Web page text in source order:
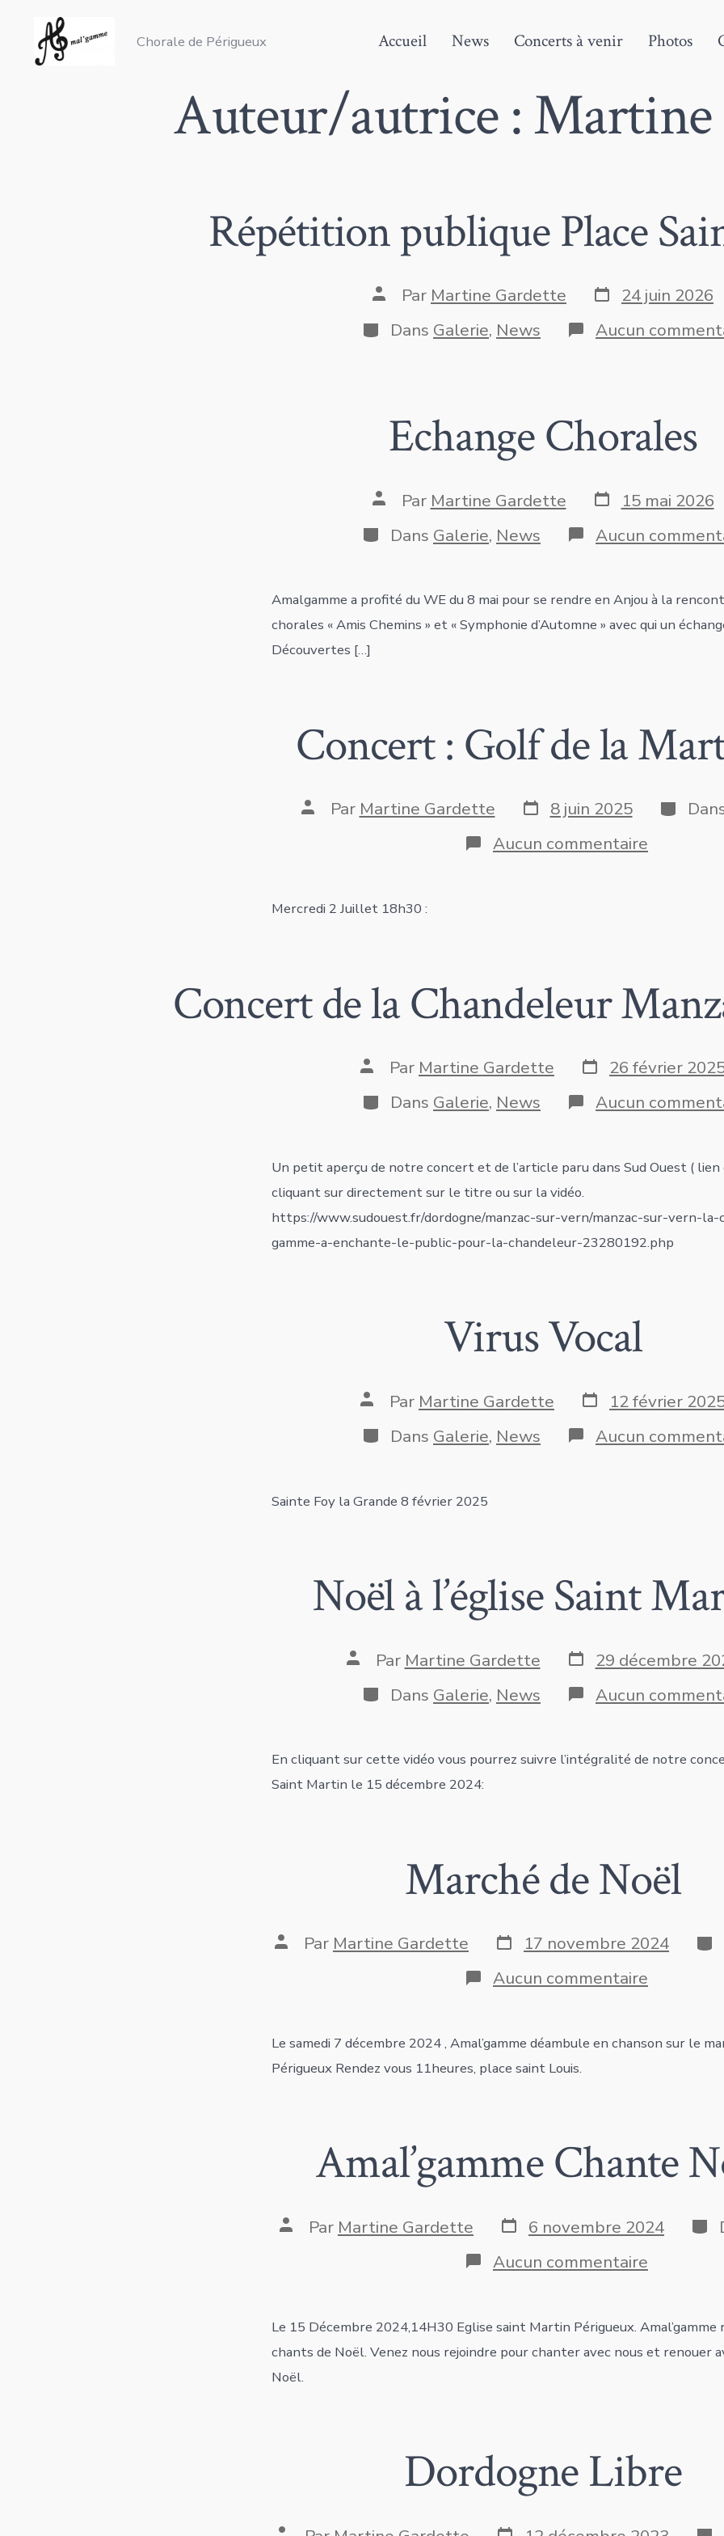
contenu
Chorale de Périgueux Accueil News Concerts à venir Photos
Auteur/autrice :Martine
Répétition publique Place
Auteur
la
publication
Par Martine Gardette Date
de
publication
24 juin 2026
Catégories
Dans Galerie, News Aucun
Echange Chorales
Auteur
la
publication
Par Martine Gardette Date
de
publication
15 mai 2026
Catégories
Dans Galerie, News Aucun
Amalgamme a profité du WE du 8 mai pour se rendre en Anjou à la
chorales « Amis Chemins » et « Symphonie d’Automne » avec qui un
Découvertes […]
Concert : Golf de la
Auteur
Par Martine Gardette Date
de
publication
8 juin 2025
Aucun commentaire
Concert
Mercredi 2 Juillet 18h30 :
Concert de la Chandeleur
Auteur
la
publication
Par Martine Gardette Date
de
publication
26 février
Catégories
Dans Galerie, News Aucun
Un petit aperçu de notre concert et de l’article paru dans Sud Ouest ( lien
cliquant sur directement sur le titre ou sur la vidéo.
https://www.sudouest.fr/dordogne/manzac-sur-vern/manzac-sur-vern-
gamme-a-enchante-le-public-pour-la-chandeleur-23280192.php
Virus Vocal
Auteur
la
publication
Par Martine Gardette Date
de
publication
12 février
Catégories
Dans Galerie, News Aucun
Sainte Foy la Grande 8 février 2025
Noël à l’église Saint
Auteur
publication
Par Martine Gardette Date
de
publication
29 décembre
Catégories
Dans Galerie, News Aucun
En cliquant sur cette vidéo vous pourrez suivre l’intégralité de notre
Saint Martin le 15 décembre 2024:
Marché de Noël
Auteur
Par Martine Gardette Date
de
publication
17 novembre 2024
Aucun commentaire
Marché
Le samedi 7 décembre 2024 , Amal’gamme déambule en chanson sur le
Périgueux Rendez vous 11heures, place saint Louis.
Amal’gamme Chante
Auteur
Par Martine Gardette Date
de
publication
6 novembre 2024
Aucun commentaire
Le 15 Décembre 2024,14H30 Eglise saint Martin Périgueux. Amal’gamme
chants de Noël. Venez nous rejoindre pour chanter avec nous et renouer
Noël.
Dordogne Libre